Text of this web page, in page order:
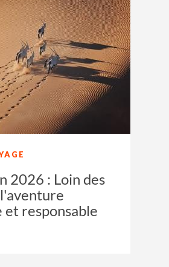
2026 : Loin des
et responsable